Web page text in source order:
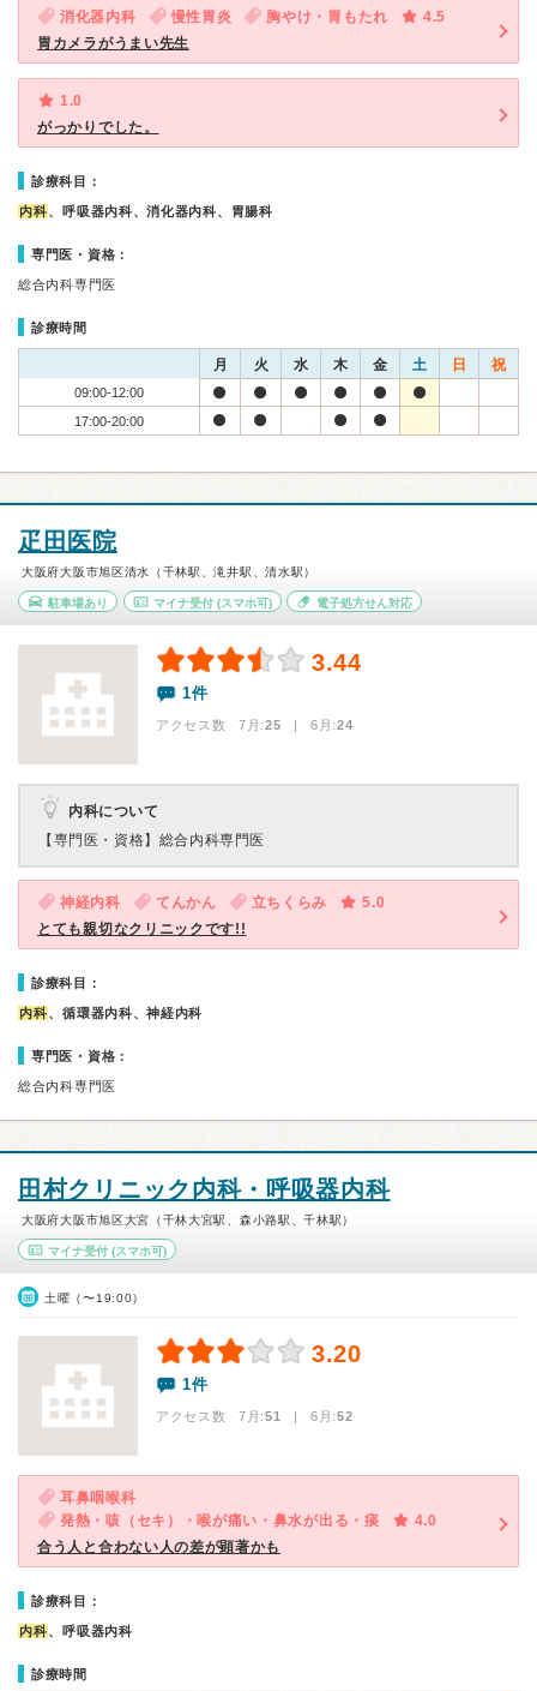
消化器内科 慢性胃炎 胸やけ・胃もたれ
4.5
胃カメラがうまい先生
1.0
がっかりでした。
診療科目：
内科、呼吸器内科、消化器内科、胃腸科
専門医・資格：
総合内科専門医
診療時間
月 火 水 木 金 土 日 祝
09:00-12:00
17:00-20:00
疋田医院
大阪府大阪市旭区清水（千林駅、滝井駅、清水駅）
駐車場あり マイナ受付(スマホ可) 電子処方せん対応
3.44
1件
アクセス数 7月:25 | 6月:24
内科について
【専門医・資格】 総合内科専門医
神経内科 てんかん 立ちくらみ
5.0
とても親切なクリニックです!!
診療科目：
内科、循環器内科、神経内科
専門医・資格：
総合内科専門医
田村クリニック内科・呼吸器内科
大阪府大阪市旭区大宮（千林大宮駅、森小路駅、千林駅）
マイナ受付 (スマホ可)
土曜（〜19:00）
3.20
1件
アクセス数 7月:51 | 6月:52
耳鼻咽喉科
発熱・咳（セキ）・喉が痛い・鼻水が出る・痰
4.0
合う人と合わない人の差が顕著かも
診療科目：
内科、呼吸器内科
診療時間